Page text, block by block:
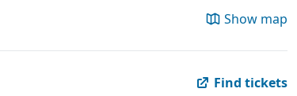
Show map
Find tickets